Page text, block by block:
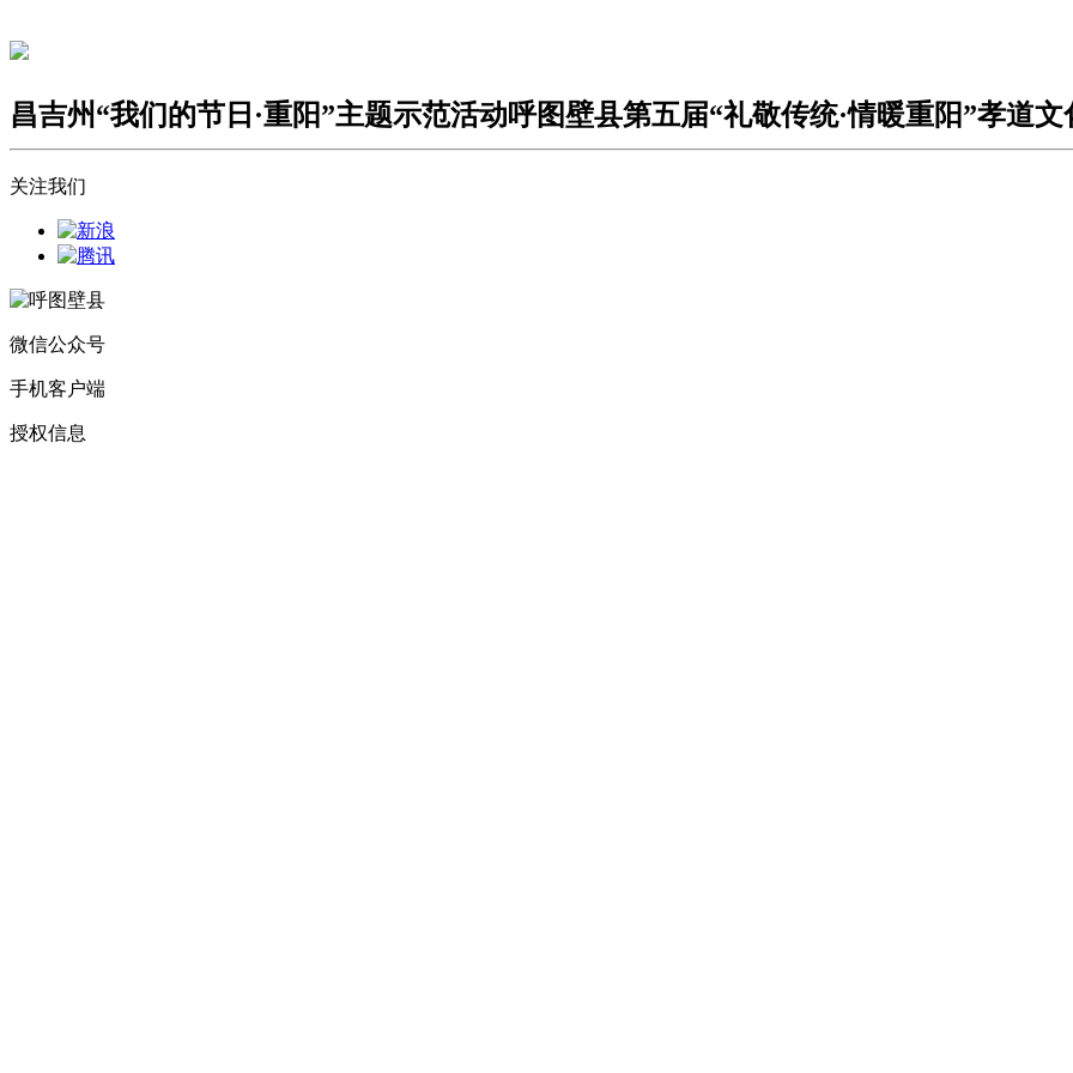
昌吉州“我们的节日·重阳”主题示范活动呼图壁县第五届“礼敬传统·情暖重阳”孝道文
关注我们
微信公众号
手机客户端
授权信息